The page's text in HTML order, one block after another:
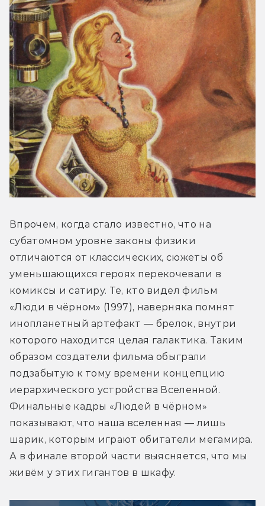
Впрочем, когда стало известно, что на
субатомном уровне законы физики
отличаются от классических, сюжеты об
уменьшающихся героях перекочевали в
комиксы и сатиру. Те, кто видел фильм
«Люди в чёрном» (1997), наверняка помнят
инопланетный артефакт — брелок, внутри
которого находится целая галактика. Таким
образом создатели фильма обыграли
подзабытую к тому времени концепцию
иерархического устройства Вселенной.
Финальные кадры «Людей в чёрном»
показывают, что наша вселенная — лишь
шарик, которым играют обитатели мегамира.
А в финале второй части выясняется, что мы
живём у этих гигантов в шкафу.